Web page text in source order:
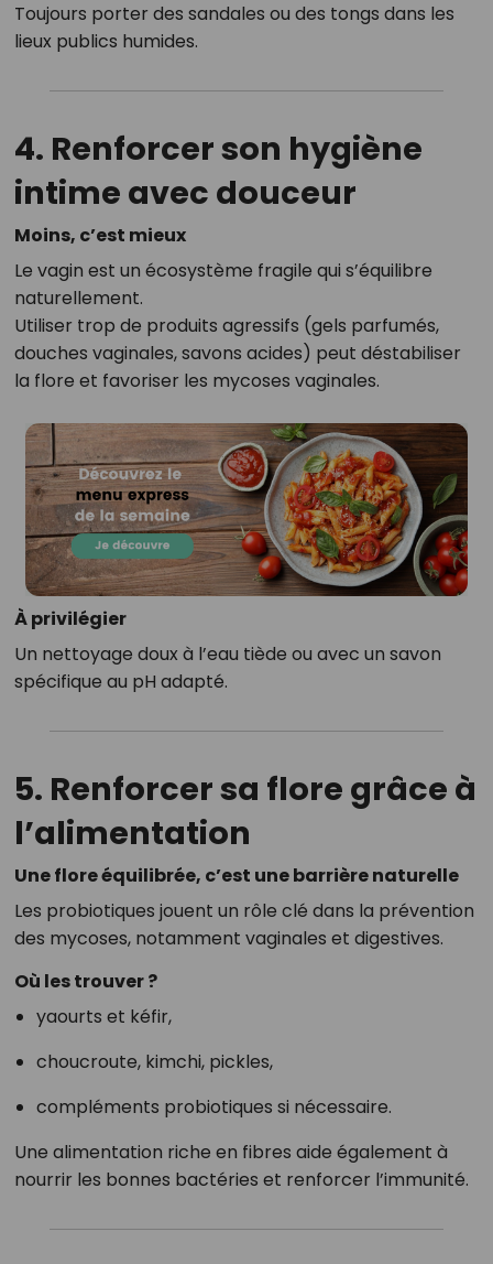
Toujours porter des sandales ou des tongs dans les
lieux publics humides.
4. Renforcer son hygiène
intime avec douceur
Moins, c’est mieux
Le vagin est un écosystème fragile qui s’équilibre
naturellement.
Utiliser trop de produits agressifs (gels parfumés,
douches vaginales, savons acides) peut déstabiliser
la flore et favoriser les mycoses vaginales.
À privilégier
Un nettoyage doux à l’eau tiède ou avec un savon
spécifique au pH adapté.
5. Renforcer sa flore grâce à
l’alimentation
Une flore équilibrée, c’est une barrière naturelle
Les probiotiques jouent un rôle clé dans la prévention
des mycoses, notamment vaginales et digestives.
Où les trouver ?
yaourts et kéfir,
choucroute, kimchi, pickles,
compléments probiotiques si nécessaire.
Une alimentation riche en fibres aide également à
nourrir les bonnes bactéries et renforcer l’immunité.